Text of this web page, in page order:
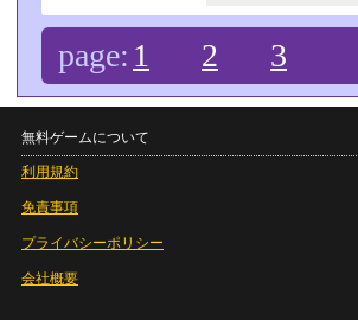
page: 1 2 3
無料ゲームについて
利用規約
免責事項
プライバシーポリシー
会社概要